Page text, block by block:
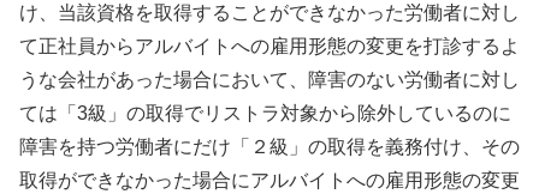
け、当該資格を取得することができなかった労働者に対し
て正社員からアルバイトへの雇用形態の変更を打診するよ
うな会社があった場合において、障害のない労働者に対し
ては「3級」の取得でリストラ対象から除外しているのに
障害を持つ労働者にだけ「２級」の取得を義務付け、その
取得ができなかった場合にアルバイトへの雇用形態の変更